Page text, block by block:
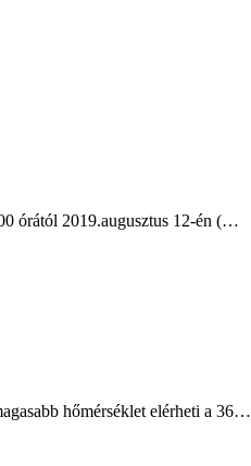
órától 2019.augusztus 12-én (…
hőmérséklet elérheti a 36…